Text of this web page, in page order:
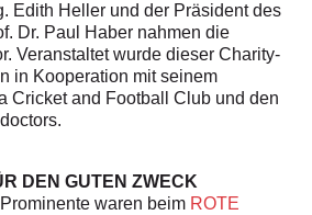
Edith Heller und der Präsident des
Dr. Paul Haber nahmen die
Veranstaltet wurde dieser Charity-
in Kooperation mit seinem
Cricket and Football Club und den
DEN GUTEN ZWECK
waren beim ROTE